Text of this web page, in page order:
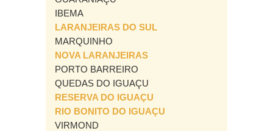
IBEMA
LARANJEIRAS DO SUL
MARQUINHO
NOVA LARANJEIRAS
PORTO BARREIRO
QUEDAS DO IGUAÇU
RESERVA DO IGUAÇU
RIO BONITO DO IGUAÇU
VIRMOND